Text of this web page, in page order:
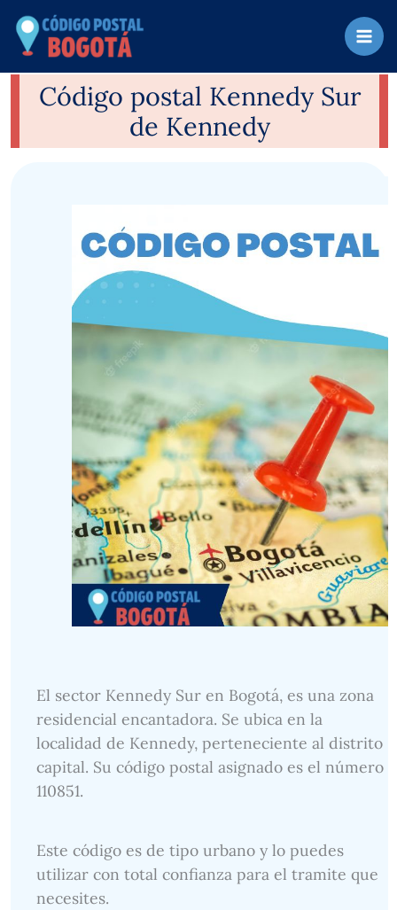
contenido
Código postal Kennedy Sur
de Kennedy
El sector Kennedy Sur en Bogotá, es una zona
residencial encantadora. Se ubica en la
localidad de Kennedy, perteneciente al distrito
capital. Su código postal asignado es el número
110851.
Este código es de tipo urbano y lo puedes
utilizar con total confianza para el tramite que
necesites.